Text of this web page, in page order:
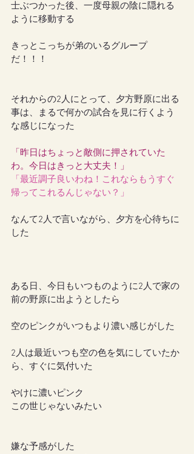
士ぶつかった後、一度母親の陰に隠れる
ように移動する
きっとこっちが弟のいるグループ
だ！！！
それからの2人にとって、夕方野原に出る
事は、まるで何かの試合を見に行くよう
な感じになった
「昨日はちょっと敵側に押されていた
わ。今日はきっと大丈夫！」
「最近調子良いわね！これならもうすぐ
帰ってこれるんじゃない？」
なんて2人で言いながら、夕方を心待ちに
した
ある日、今日もいつものように2人で家の
前の野原に出ようとしたら
空のピンクがいつもより濃い感じがした
2人は最近いつも空の色を気にしていたか
ら、すぐに気付いた
やけに濃いピンク
この世じゃないみたい
嫌な予感がした